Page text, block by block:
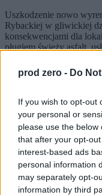
prod zero - Do
If you wish to opt-out
your personal or
please use the
that after your opt-
interest-based ads
personal information
may separately opt-
information by third
Uszkodzenie nowo
Rybackiej w gliwickiej
konsekwencjami dla
pługiem świeży asfalt,
Agnieszka Waś-Turecka
Dzisiaj 12:14
3 min